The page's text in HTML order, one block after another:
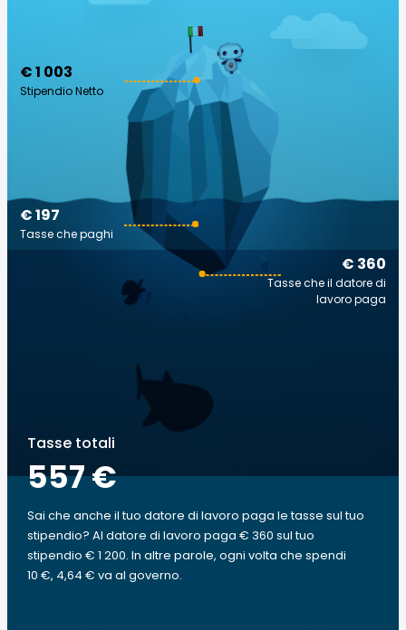
€ 1 003
Stipendio Netto
€ 360
Tasse che il datore di
lavoro paga
€ 197
Tasse che paghi
Tasse totali
557 €
Sai che anche il tuo datore di lavoro paga le tasse sul tuo
stipendio? Al datore di lavoro paga € 360 sul tuo
stipendio € 1 200. In altre parole, ogni volta che spendi
10 €, 4,64 € va al governo.